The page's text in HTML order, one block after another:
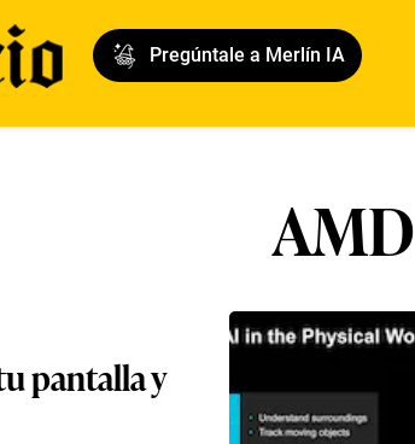
Pregúntale a Merlín IA
AMD
pantalla y